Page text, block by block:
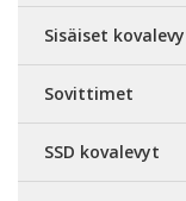
Sisäiset
Sovittimet
SSD kovalevyt